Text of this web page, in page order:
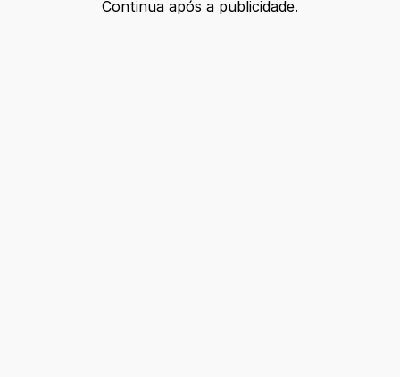
Continua após a publicidade.